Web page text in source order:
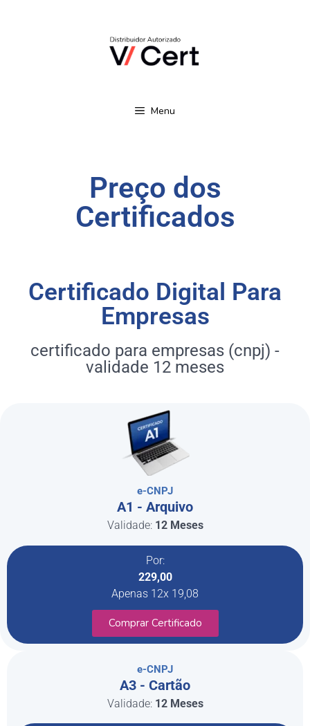
Menu
Preço dos
Certificados
Certificado Digital Para
Empresas
certificado para empresas (cnpj) -
validade 12 meses
e-CNPJ
A1 - Arquivo
Validade: 12 Meses
Por:
229,00
Apenas 12x 19,08
Comprar Certificado
e-CNPJ
A3 - Cartão
Validade: 12 Meses
Certificado Digital
Peça Seu Certificado Aqui!